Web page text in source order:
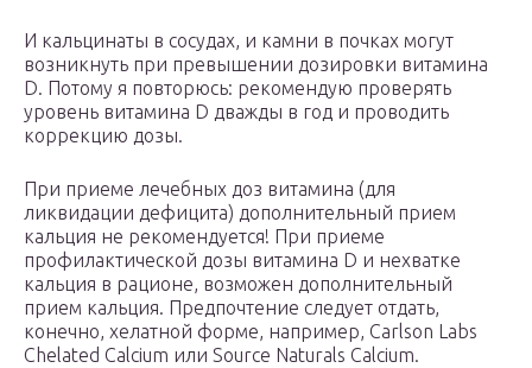
И кальцинаты в сосудах, и камни в почках могут
возникнуть при превышении дозировки витамина
D. Потому я повторюсь: рекомендую проверять
уровень витамина D дважды в год и проводить
коррекцию дозы.
При приеме лечебных доз витамина (для
ликвидации дефицита) дополнительный прием
кальция не рекомендуется! При приеме
профилактической дозы витамина D и нехватке
кальция в рационе, возможен дополнительный
прием кальция. Предпочтение следует отдать,
конечно, хелатной форме, например, Carlson Labs
Chelated Calcium или Source Naturals Calcium.